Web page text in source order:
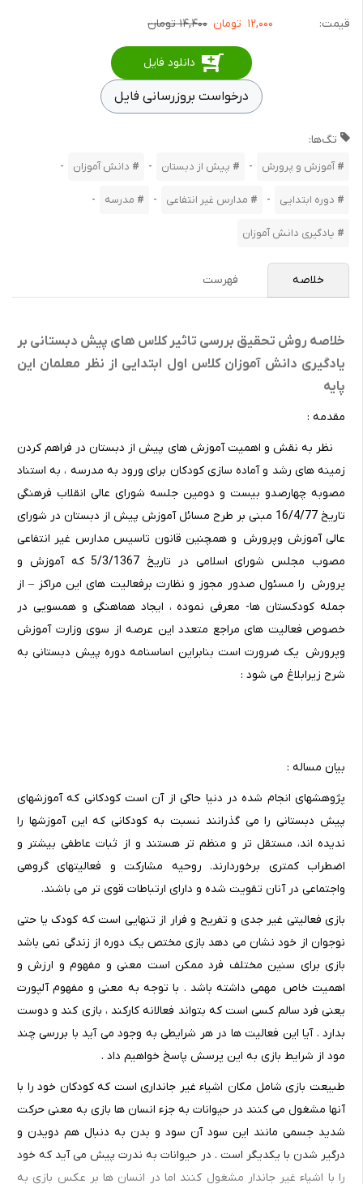
قیمت: ۱۲,۰۰۰ تومان ۱۴,۴۰۰ تومان
دانلود فایل
درخواست بروزرسانی فایل
تگ‌ها:
آموزش و پرورش - پیش از دبستان - دانش آموزان -
دوره ابتدایی - مدارس غیر انتفاعی - مدرسه -
یادگیری دانش آموزان
خلاصه فهرست
خلاصه روش تحقیق بررسی تاثیر کلاس های پیش دبستانی بر
یادگیری دانش آموزان کلاس اول ابتدایی از نظر معلمان این
پایه
مقدمه :
نظر به نقش و اهمیت آموزش های پیش از دبستان در فراهم کردن
زمینه های رشد و آماده سازی کودکان برای ورود به مدرسه ، به استناد
مصوبه چهارصدو بیست و دومین جلسه شورای عالی انقلاب فرهنگی
تاریخ 16/4/77 مبنی بر طرح مسائل آموزش پیش از دبستان در شورای
عالی آموزش وپرورش و همچنین قانون تاسیس مدارس غیر انتفاعی
مصوب مجلس شورای اسلامی در تاریخ 5/3/1367 که آموزش و
پرورش را مسئول صدور مجوز و نظارت برفعالیت های این مراکز – از
جمله کودکستان ها- معرفی نموده ، ایجاد هماهنگی و همسویی در
خصوص فعالیت های مراجع متعدد این عرصه از سوی وزارت آموزش
وپرورش یک ضرورت است بنابراین اساسنامه دوره پیش دبستانی به
شرح زیرابلاغ می شود :
بیان مساله :
پژوهشهای انجام شده در دنیا حاکی از آن است کودکانی که آموزشهای
پیش دبستانی را می گذرانند نسبت به کودکانی که این آموزشها را
ندیده اند، مستقل تر و منظم تر هستند و از ثبات عاطفی بیشتر و
اضطراب کمتری برخوردارند. روحیه مشارکت و فعالیتهای گروهی
واجتماعی در آنان تقویت شده و دارای ارتباطات قوی تر می باشند.
بازی فعالیتی غیر جدی و تفریح و فرار از تنهایی است که کودک یا حتی
نوجوان از خود نشان می دهد بازی مختص یک دوره از زندگی نمی باشد
بازی برای سنین مختلف فرد ممکن است معنی و مفهوم و ارزش و
اهمیت خاص مهمی داشته باشد . با توجه به معنی و مفهوم آلپورت
یعنی فرد سالم کسی است که بتواند فعالانه کارکند ، بازی کند و دوست
بدارد . آیا این فعالیت ها در هر شرایطی به وجود می آید با بررسی چند
مود از شرایط بازی به این پرسش پاسخ خواهیم داد .
طبیعت بازی شامل مکان اشیاء غیر جانداری است که کودکان خود را با
آنها مشغول می کنند در حیوانات به جزء انسان ها بازی به معنی حرکت
شدید جسمی مانند این سود آن سود و بدن به دنبال هم دویدن و
درگیر شدن با یکدیگر است . در حیوانات به ندرت پیش می آید که خود
را با اشیاء غیر جاندار مشغول کنند اما در انسان ها بر عکس بازی به